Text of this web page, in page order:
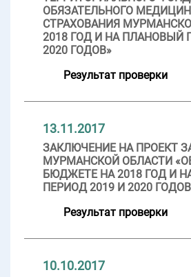
ОБЯЗАТЕЛЬНОГО
СТРАХОВАНИЯ
2018 ГОД И НА ПЛАНОВЫЙ
2020 ГОДОВ»
Результат проверки
13.11.2017
ЗАКЛЮЧЕНИЕ НА ПРОЕКТ
МУРМАНСКОЙ ОБЛАСТИ
БЮДЖЕТЕ НА 2018 ГОД И
ПЕРИОД 2019 И 2020
Результат проверки
10.10.2017